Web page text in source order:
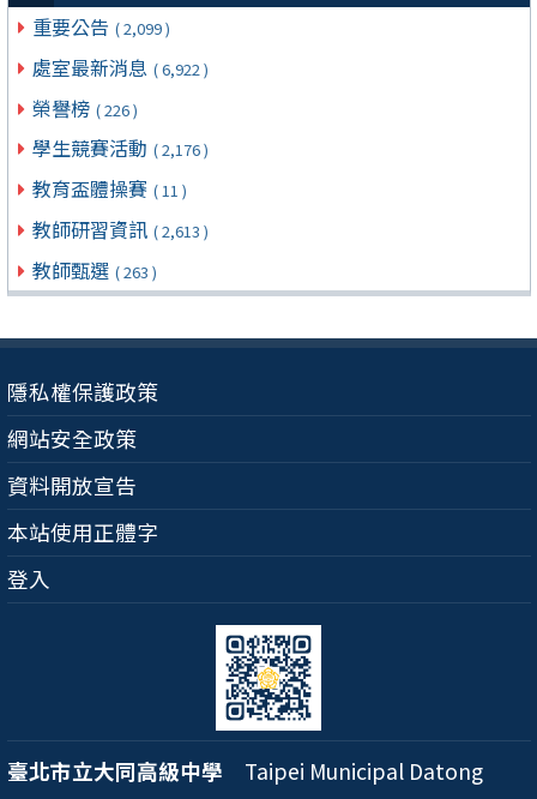
重要公告 ( 2,099 )
處室最新消息 ( 6,922 )
榮譽榜 ( 226 )
學生競賽活動 ( 2,176 )
教育盃體操賽 ( 11 )
教師研習資訊 ( 2,613 )
教師甄選 ( 263 )
隱私權保護政策
網站安全政策
資料開放宣告
本站使用正體字
登入
臺北市立大同高級中學 Taipei Municipal Datong